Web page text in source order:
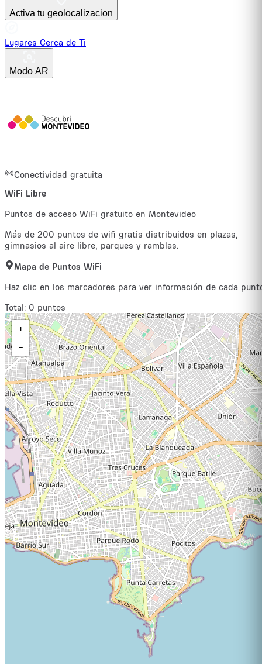
Activa tu geolocalizacion
Lugares Cerca de Ti
Modo AR
Conectividad gratuita
WiFi Libre
Puntos de acceso WiFi gratuito en Montevideo
Más de 200 puntos de wifi gratis distribuidos en plazas,
gimnasios al aire libre, parques y ramblas.
Mapa de Puntos WiFi
Haz clic en los marcadores para ver información de cada
Total: 0 puntos
+
−